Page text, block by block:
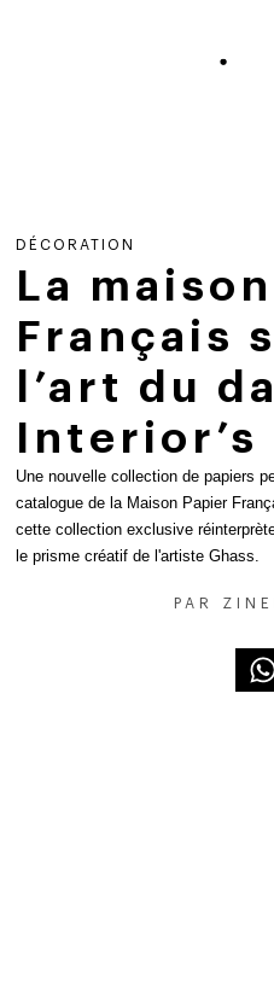
DÉCORATION
La
Français
l’art du
Interior’s
Une nouvelle collection de papiers
catalogue de la Maison Papier
cette collection exclusive
le prisme créatif de l'artiste Ghass.
PAR